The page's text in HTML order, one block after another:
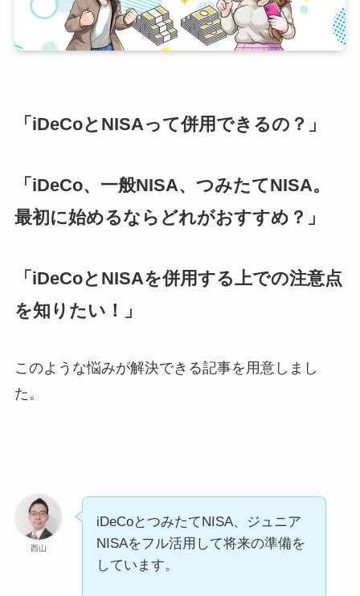
「iDeCoとNISAって併用できるの？」
「iDeCo、一般NISA、つみたてNISA。
最初に始めるならどれがおすすめ？」
「iDeCoとNISAを併用する上での注意点
を知りたい！」
このような悩みが解決できる記事を用意しまし
た。
西山
iDeCoとつみたてNISA、ジュニア
NISAをフル活用して将来の準備を
しています。